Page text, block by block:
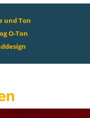
und Ton
O-Ton